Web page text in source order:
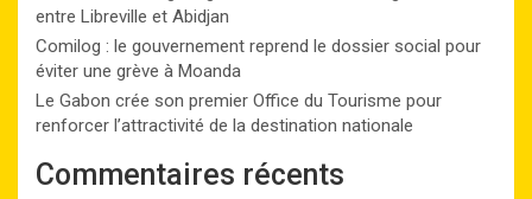
entre Libreville et Abidjan
Comilog : le gouvernement reprend le dossier social pour
éviter une grève à Moanda
Le Gabon crée son premier Office du Tourisme pour
renforcer l’attractivité de la destination nationale
Commentaires récents